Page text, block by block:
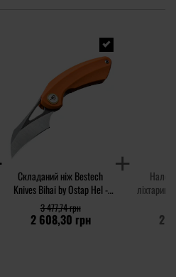
Складаний ніж Bestech
Knives Bihai by Ostap Hel -
Orange
2 608,30 грн
3 477,74 грн
ліхтарик
-
2